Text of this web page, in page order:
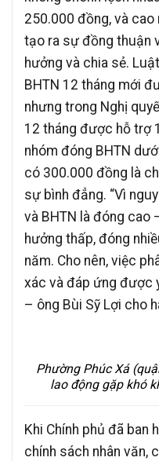
250.000 đồng, và
tạo ra sự đồng thuận
hưởng và chia sẻ.
BHTN 12 tháng mới
nhưng trong Nghị
12 tháng được hỗ trợ
nhóm đóng BHTN
có 300.000 đồng là
sự bình đẳng. “Vì
và BHTN là đóng cao
hưởng thấp, đóng
năm. Cho nên, việc
xác và đáp ứng được
– ông Bùi Sỹ Lợi cho
Phường Phúc Xá
lao động gặp khó
Khi Chính phủ đã ban
chính sách nhân văn,